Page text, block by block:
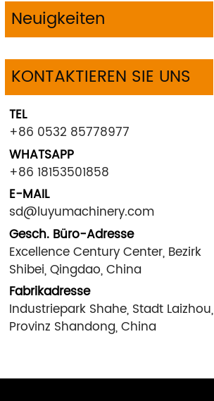
Neuigkeiten
KONTAKTIEREN SIE UNS
TEL
+86 0532 85778977
WHATSAPP
+86 18153501858
E-MAIL
sd@luyumachinery.com
Gesch. Büro-Adresse
Excellence Century Center, Bezirk
Shibei, Qingdao, China
Fabrikadresse
Industriepark Shahe, Stadt Laizhou,
Provinz Shandong, China